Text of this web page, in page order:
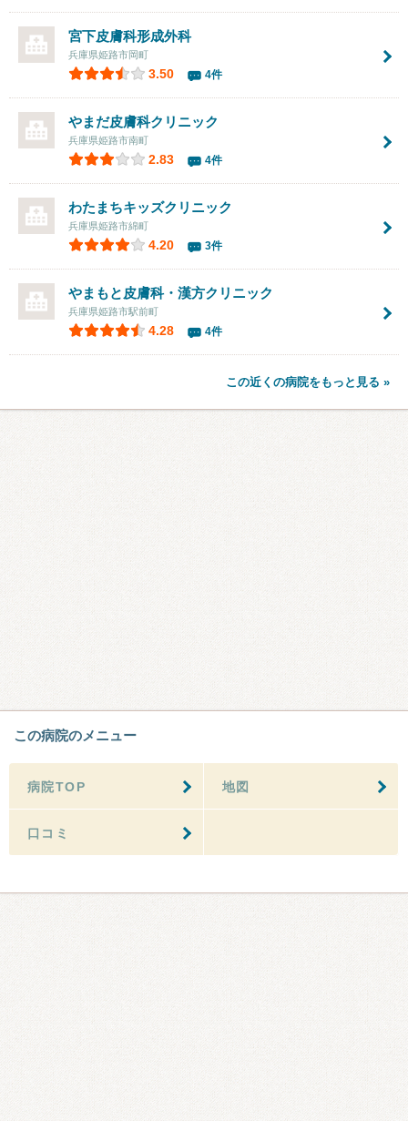
宮下皮膚科形成外科
兵庫県姫路市岡町
3.50 4件
やまだ皮膚科クリニック
兵庫県姫路市南町
2.83 4件
わたまちキッズクリニック
兵庫県姫路市綿町
4.20 3件
やまもと皮膚科・漢方クリニック
兵庫県姫路市駅前町
4.28 4件
この近くの病院をもっと見る »
この病院のメニュー
病院TOP 地図
口コミ